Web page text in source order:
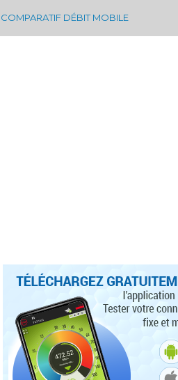
COMPARATIF DÉBIT MOBILE